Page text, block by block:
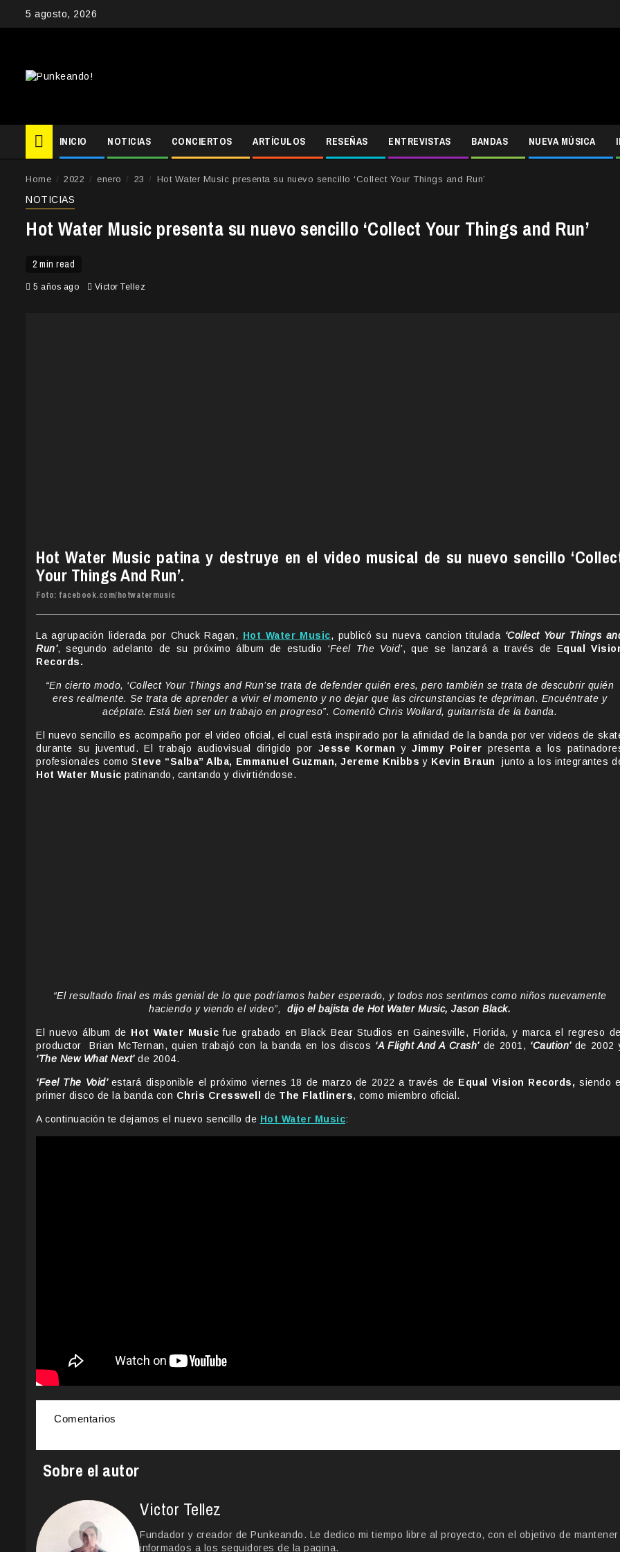
5 agosto, 2026
INICIO NOTICIAS CONCIERTOS ARTÍCULOS RESEÑAS ENTREVISTAS BANDAS NUEVA MÚSICA
Home 2022 enero 23 Hot Water Music presenta su nuevo sencillo ‘Collect Your Things and Run’
NOTICIAS
Hot Water Music presenta su nuevo sencillo ‘Collect Your Things and Run’
2 min read
5 años ago Victor Tellez
Hot Water Music patina y destruye en el video musical de su nuevo sencillo
Your Things And Run’.
Foto: facebook.com/hotwatermusic
La agrupación liderada por Chuck Ragan, Hot Water Music, publicó su nueva cancion titulada ‘Collect Your Things
Run’, segundo adelanto de su próximo álbum de estudio ‘Feel The Void’, que se lanzará a través de Equal
Records.
“En cierto modo, ‘Collect Your Things and Run’se trata de defender quién eres, pero también se trata de descubrir quién
eres realmente. Se trata de aprender a vivir el momento y no dejar que las circunstancias te depriman. Encuéntrate y
acéptate. Está bien ser un trabajo en progreso”. Comentò Chris Wollard, guitarrista de la banda.
El nuevo sencillo es acompaño por el video oficial, el cual está inspirado por la afinidad de la banda por ver videos de
durante su juventud. El trabajo audiovisual dirigido por Jesse Korman yJimmy Poirerpresenta a los
profesionales como Steve “Salba” Alba, Emmanuel Guzman, Jereme Knibbs y Kevin Braun
junto a los integrantes
Hot Water Music patinando, cantando y divirtiéndose.
“El resultado final es más genial de lo que podríamos haber esperado, y todos nos sentimos como niños nuevamente
haciendo y viendo el video”, dijo el bajista de Hot Water Music, Jason Black.
El nuevo álbum de Hot Water Music fue grabado en Black Bear Studios en Gainesville, Florida, y marca el regreso del
productor Brian McTernan, quien trabajó con la banda en los discos ‘A Flight And A Crash’ de 2001, ‘Caution’ de 2002
‘The New What Next’ de 2004.
‘Feel The Void’ estará disponible el próximo viernes 18 de marzo de 2022 a través de Equal Vision Records,siendo el
primer disco de la banda con Chris Cresswell de The Flatliners, como miembro oficial.
A continuación te dejamos el nuevo sencillo de Hot Water Music:
Comentarios
Sobre el autor
Victor Tellez
Fundador y creador de Punkeando. Le dedico mi tiempo libre al proyecto, con el objetivo de mantener
informados a los seguidores de la pagina.